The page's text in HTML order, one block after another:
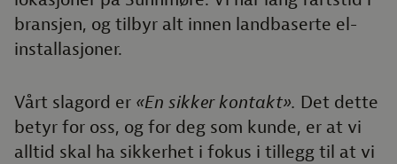
bransjen, og tilbyr alt innen landbaserte el-
installasjoner.
Vårt slagord er «En sikker kontakt». Det dette
betyr for oss, og for deg som kunde, er at vi
alltid skal ha sikkerhet i fokus i tillegg til at vi